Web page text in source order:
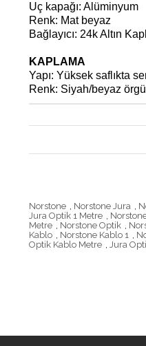
Uç kapağı: Alüminyum
Renk: Mat beyaz
Bağlayıcı: 24k Altın
KAPLAMA
Yapı: Yüksek saflıkta
Renk: Siyah/beyaz
Norstone , Norstone Jura ,
Jura Optik 1 Metre ,
Metre , Norstone Optik ,
Kablo , Norstone Kablo 1 ,
Optik Kablo Metre , Jura